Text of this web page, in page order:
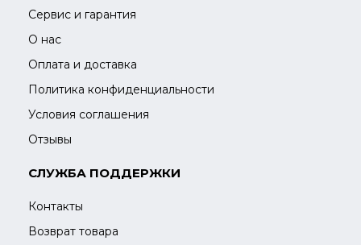
Сервис и гарантия
О нас
Оплата и доставка
Политика конфиденциальности
Условия соглашения
Отзывы
СЛУЖБА ПОДДЕРЖКИ
Контакты
Возврат товара